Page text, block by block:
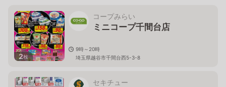
2枚
コープみらい
ミニコープ千間台店
9時～20時
埼玉県越谷市千間台西5-3-8
セキチュー